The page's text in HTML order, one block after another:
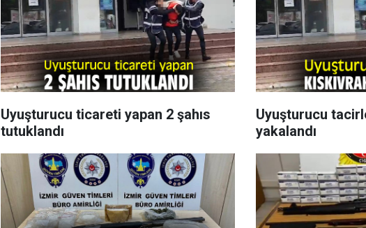
Uyuşturucu ticareti yapan 2 şahıs
tutuklandı
Uyuşturucu
yakalandı